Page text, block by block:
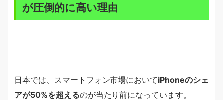
が圧倒的に高い理由
日本では、スマートフォン市場においてiPhoneのシェ
アが50%を超えるのが当たり前になっています。